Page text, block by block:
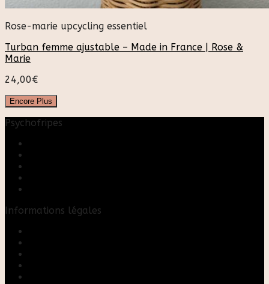
Rose-marie upcycling essentiel
Turban femme ajustable – Made in France | Rose &
Marie
24,00€
Encore Plus
Psychofripes
Informations légales